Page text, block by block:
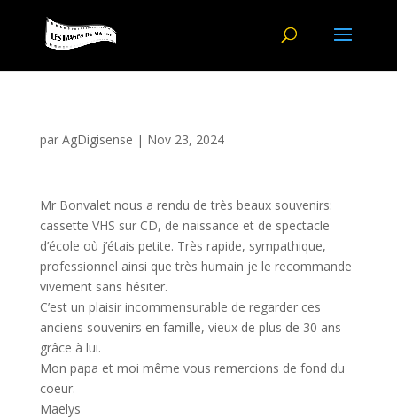
par AgDigisense | Nov 23, 2024
Mr Bonvalet nous a rendu de très beaux souvenirs:
cassette VHS sur CD, de naissance et de spectacle
d’école où j’étais petite. Très rapide, sympathique,
professionnel ainsi que très humain je le recommande
vivement sans hésiter.
C’est un plaisir incommensurable de regarder ces
anciens souvenirs en famille, vieux de plus de 30 ans
grâce à lui.
Mon papa et moi même vous remercions de fond du
coeur.
Maelys